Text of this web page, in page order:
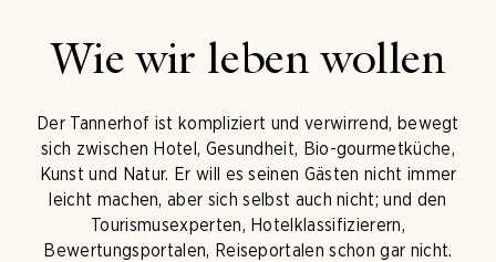
Wie wir leben wollen
Der Tannerhof ist kompliziert und verwirrend, bewegt
sich zwischen Hotel, Gesundheit, Bio-gourmetküche,
Kunst und Natur. Er will es seinen Gästen nicht immer
leicht machen, aber sich selbst auch nicht; und den
Tourismusexperten, Hotelklassifizierern,
Bewertungsportalen, Reiseportalen schon gar nicht.